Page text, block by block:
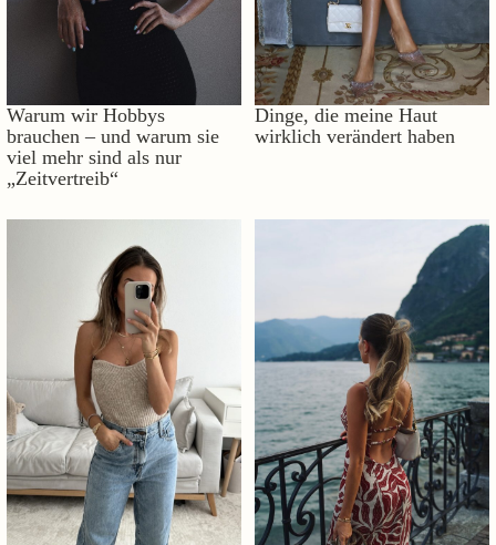
Warum wir Hobbys
brauchen – und warum sie
viel mehr sind als nur
„Zeitvertreib“
Dinge, die meine Haut
wirklich verändert haben